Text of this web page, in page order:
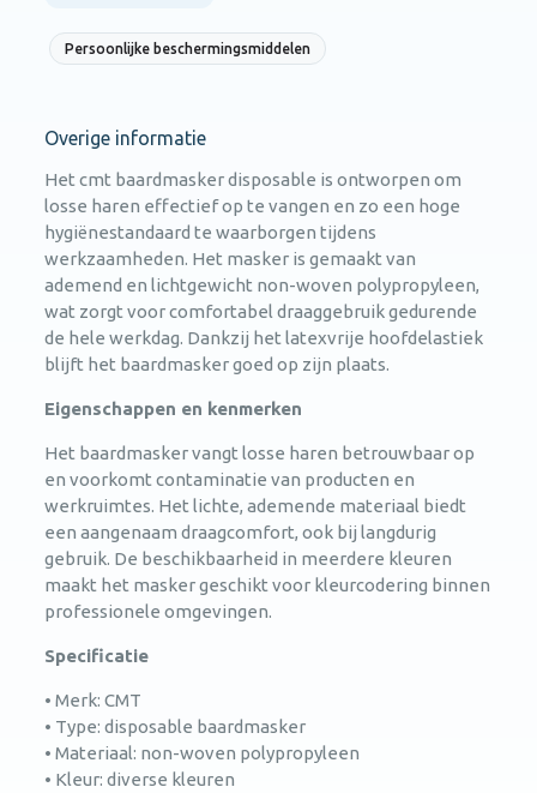
Persoonlijke beschermingsmiddelen
Overige informatie
Het cmt baardmasker disposable is ontworpen om
losse haren effectief op te vangen en zo een hoge
hygiënestandaard te waarborgen tijdens
werkzaamheden. Het masker is gemaakt van
ademend en lichtgewicht non-woven polypropyleen,
wat zorgt voor comfortabel draaggebruik gedurende
de hele werkdag. Dankzij het latexvrije hoofdelastiek
blijft het baardmasker goed op zijn plaats.
Eigenschappen en kenmerken
Het baardmasker vangt losse haren betrouwbaar op
en voorkomt contaminatie van producten en
werkruimtes. Het lichte, ademende materiaal biedt
een aangenaam draagcomfort, ook bij langdurig
gebruik. De beschikbaarheid in meerdere kleuren
maakt het masker geschikt voor kleurcodering binnen
professionele omgevingen.
Specificatie
• Merk: CMT
• Type: disposable baardmasker
• Materiaal: non-woven polypropyleen
• Kleur: diverse kleuren